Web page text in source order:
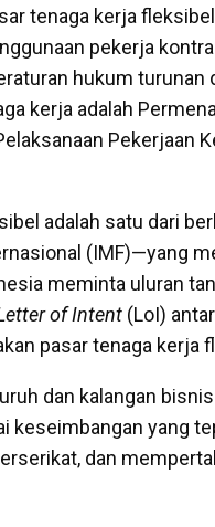
tenaga kerja
pekerja
hukum turunan
kerja adalah
Pekerjaan
adalah satu dari
(IMF)—yang
meminta uluran
of Intent (LoI)
pasar tenaga
dan kalangan
keseimbangan yang
dan